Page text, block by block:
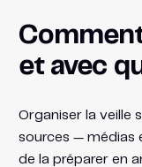
et avec
Organiser la veille
sources — médias
de la préparer en